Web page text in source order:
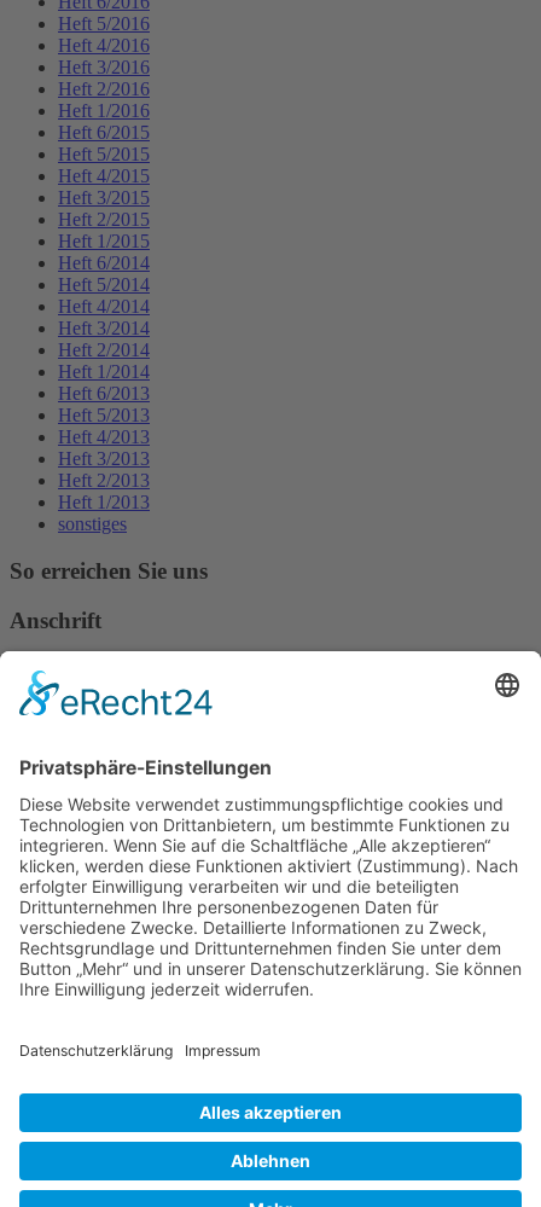
Heft 5/2016
Heft 4/2016
Heft 3/2016
Heft 2/2016
Heft 1/2016
Heft 6/2015
Heft 5/2015
Heft 4/2015
Heft 3/2015
Heft 2/2015
Heft 1/2015
Heft 6/2014
Heft 5/2014
Heft 4/2014
Heft 3/2014
Heft 2/2014
Heft 1/2014
Heft 6/2013
Heft 5/2013
Heft 4/2013
Heft 3/2013
Heft 2/2013
Heft 1/2013
sonstiges
So erreichen Sie uns
Anschrift
Verband Deutscher Tierheilpraktiker e.V.
Verbandsverwaltung
Am Rosenbraken 12
E-Mail
Diese E-Mail-Adresse ist vor Spambots geschützt! Zur Anzeige
muss JavaScript eingeschaltet sein!
Diese E-Mail-Adresse ist vor Spambots geschützt! Zur Anzeige
muss JavaScript eingeschaltet sein!
Telefon Service-Team
Tel: 0261-1349 5200
Tel: 0172-546 19 20
Datenschutzerklärung
Der Gesundheitsverband für Tiertherapeuten